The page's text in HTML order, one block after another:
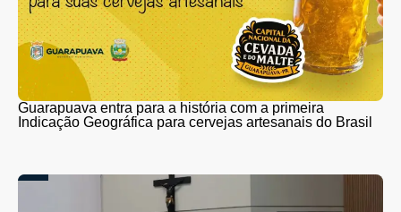
Guarapuava entra para a história com a primeira
Indicação Geográfica para cervejas artesanais do Brasil